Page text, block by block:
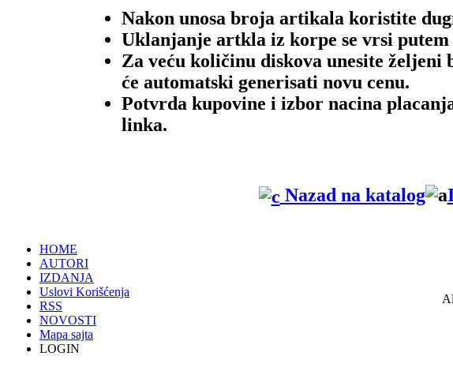
Nakon unosa broja artikala koristite
Uklanjanje artkla iz korpe se vrsi putem
Za veću količinu diskova unesite
će automatski generisati novu cenu.
Potvrda kupovine i izbor nacina
linka.
Nazad na katalog
HOME
AUTORI
IZDANJA
Uslovi Korišćenja
RSS
NOVOSTI
Mapa sajta
LOGIN